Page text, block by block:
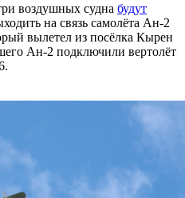
воздушных судна будут
на связь самолёта Ан-2
вылетел из посёлка Кырен
Ан-2 подключили вертолёт